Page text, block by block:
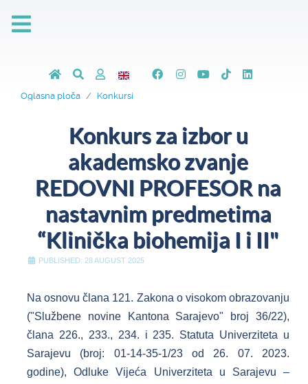
Oglasna ploča Konkursi
Konkurs za izbor u
akademsko zvanje
REDOVNI PROFESOR na
nastavnim predmetima
“Klinička biohemija I i II"
PUBLISHED: 28 AUGUST 2025
Na osnovu člana 121. Zakona o visokom obrazovanju
("Službene novine Kantona Sarajevo" broj 36/22),
člana 226., 233., 234. i 235. Statuta Univerziteta u
Sarajevu (broj: 01-14-35-1/23 od 26. 07. 2023.
godine), Odluke Vijeća Univerziteta u Sarajevu –